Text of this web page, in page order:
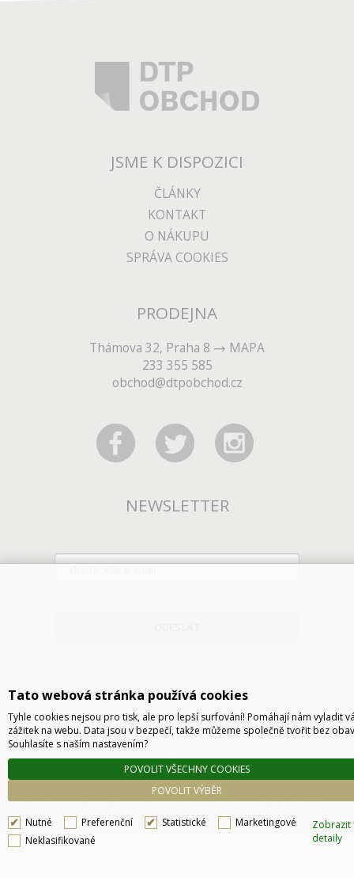
JSME K DISPOZICI
ČLÁNKY
KONTAKT
O NÁKUPU
SPRÁVA COOKIES
PRODEJNA
Thámova 32, Praha 8
MAPA
233 355 585
obchod@dtpobchod.cz
NEWSLETTER
Technické řešení © 2026 CyberSoft s.r.o.
Podle zákona o evidenci tržeb je prodávající povinen vystavit kupujícímu účtenku. Zároveň
je povinen zaevidovat přijatou tržbu u správce daně online, v případě technického
výpadku pak nejpozději do 48 hodin.
Tato webová stránka používá cookies
Tyhle cookies nejsou pro tisk, ale pro lepší surfování! Pomáhají nám vyladit
zážitek na webu. Data jsou v bezpečí, takže můžeme společně tvořit bez
Souhlasíte s naším nastavením?
POVOLIT VÝBĚR
POVOLIT VŠECHNY COOKIES
Nutné Preferenční Statistické
Marketingové
Neklasifikované
Zobrazit
detaily